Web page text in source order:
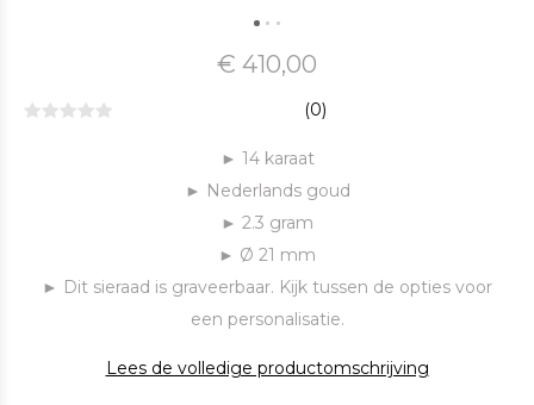
€ 410,00
(0)
► 14 karaat
► Nederlands goud
► 2.3 gram
► Ø 21 mm
► Dit sieraad is graveerbaar. Kijk tussen de opties voor
een personalisatie.
Lees de volledige productomschrijving